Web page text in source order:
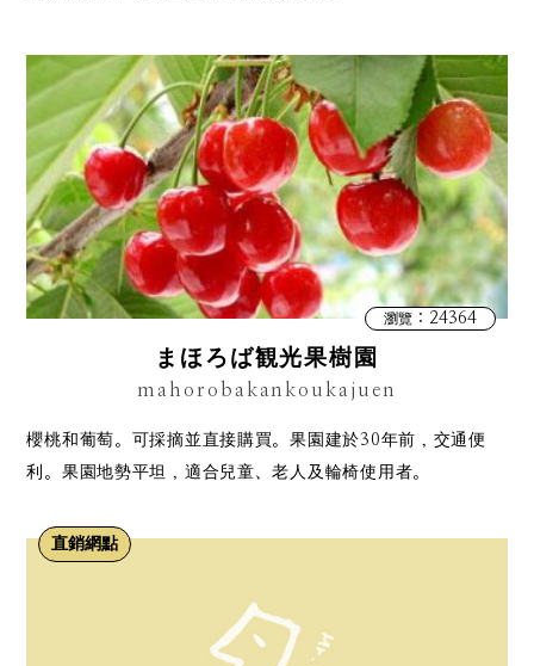
瀏覽：24364
まほろば観光果樹園
mahorobakankoukajuen
櫻桃和葡萄。可採摘並直接購買。果園建於30年前，交通便
利。果園地勢平坦，適合兒童、老人及輪椅使用者。
直銷網點